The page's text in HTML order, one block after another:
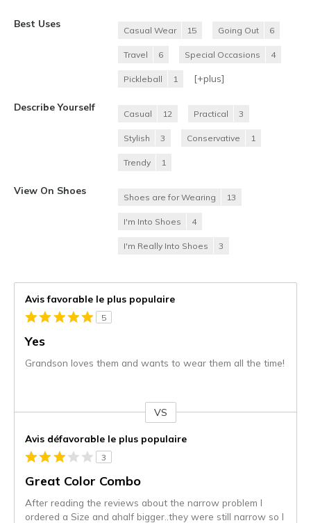
Best Uses
Casual Wear 15 Going Out 6
Travel 6 Special Occasions 4
Pickleball 1 [+plus]
Describe Yourself
Casual 12 Practical 3
Stylish 3 Conservative 1
Trendy 1
View On Shoes
Shoes are for Wearing 13
I'm Into Shoes 4
I'm Really Into Shoes 3
Avis favorable le plus populaire
5
Yes
Grandson loves them and wants to wear them all the time!
projecteur
sur
les
VS
Avis défavorable le plus populaire
3
Great Color Combo
After reading the reviews about the narrow problem I
ordered a Size and ahalf bigger..they were still narrow so I